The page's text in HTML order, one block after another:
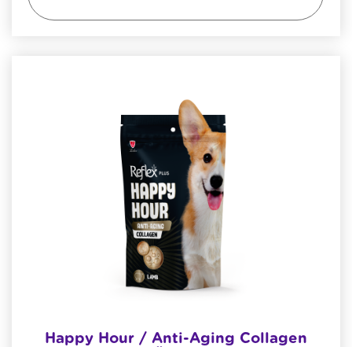
Happy Hour / Anti-Aging Collagen